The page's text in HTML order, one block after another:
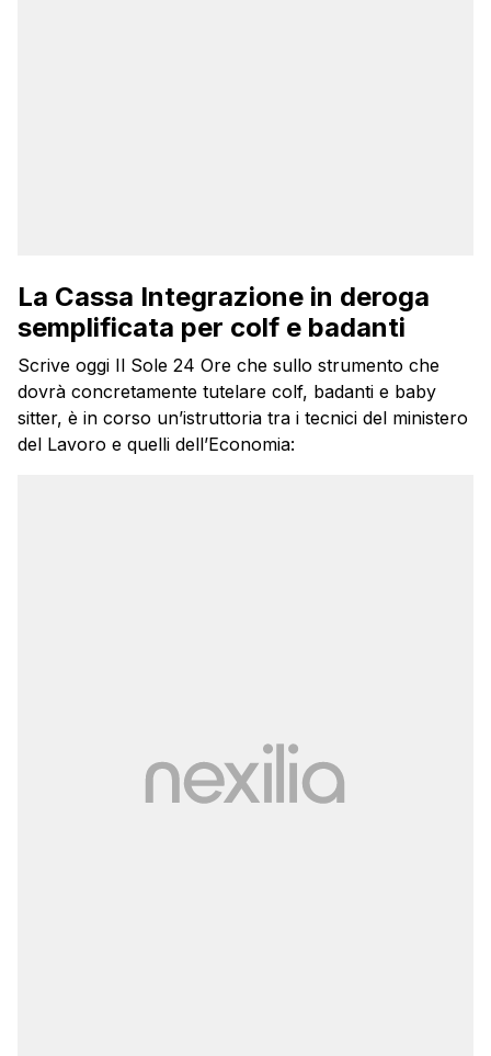
La Cassa Integrazione in deroga
semplificata per colf e badanti
Scrive oggi Il Sole 24 Ore che sullo strumento che
dovrà concretamente tutelare colf, badanti e baby
sitter, è in corso un’istruttoria tra i tecnici del ministero
del Lavoro e quelli dell’Economia: